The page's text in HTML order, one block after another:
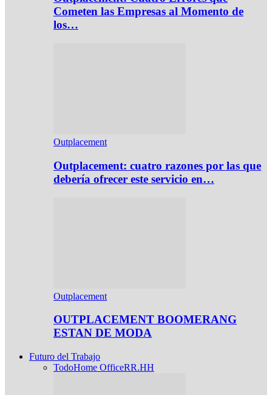
Cometen las Empresas al Momento de
los…
Outplacement
Outplacement: cuatro razones por las que
debería ofrecer este servicio en…
Outplacement
OUTPLACEMENT BOOMERANG
ESTAN DE MODA
Futuro del Trabajo
TodoHome OfficeRR.HH